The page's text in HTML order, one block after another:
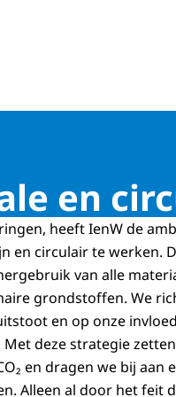
en
heeft IenW de
en circulair te werken.
van alle
grondstoffen. We
en op onze
deze strategie
en dragen we bij aan
Alleen al door het feit